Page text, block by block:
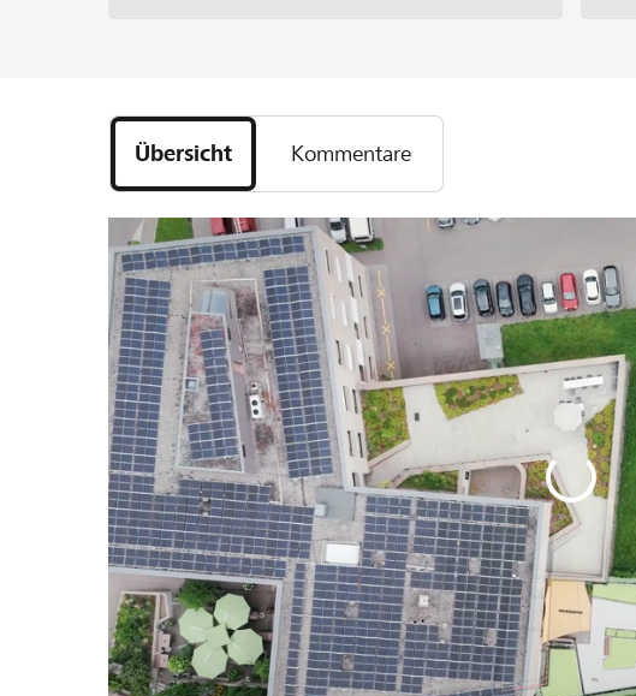
Übersicht Kommentare